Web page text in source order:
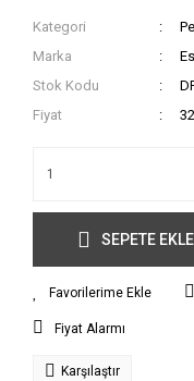
Kategori
Marka
Stok Kodu
Fiyat
SEPETE EKLE
Fiyat Alarmı
Karşılaştır